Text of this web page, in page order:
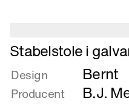
Læs
mere
om
Stabelstole
Stabelstole i
Design Bernt
Producent B.J.